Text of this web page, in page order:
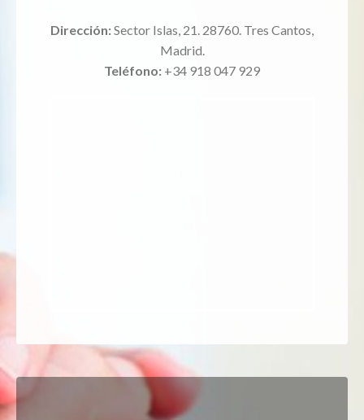
Dirección:Sector Islas, 21. 28760. Tres Cantos,
Madrid.
Teléfono: +34 918 047 929